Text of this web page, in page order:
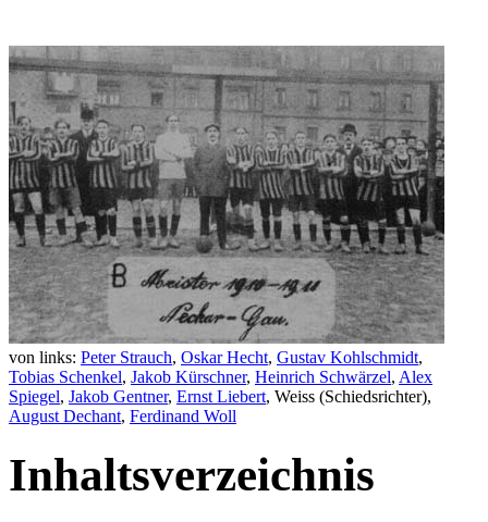
von links: Peter Strauch, Oskar Hecht, Gustav Kohlschmidt,
Tobias Schenkel, Jakob Kürschner, Heinrich Schwärzel, Alex
Spiegel, Jakob Gentner, Ernst Liebert, Weiss (Schiedsrichter),
August Dechant, Ferdinand Woll
Inhaltsverzeichnis